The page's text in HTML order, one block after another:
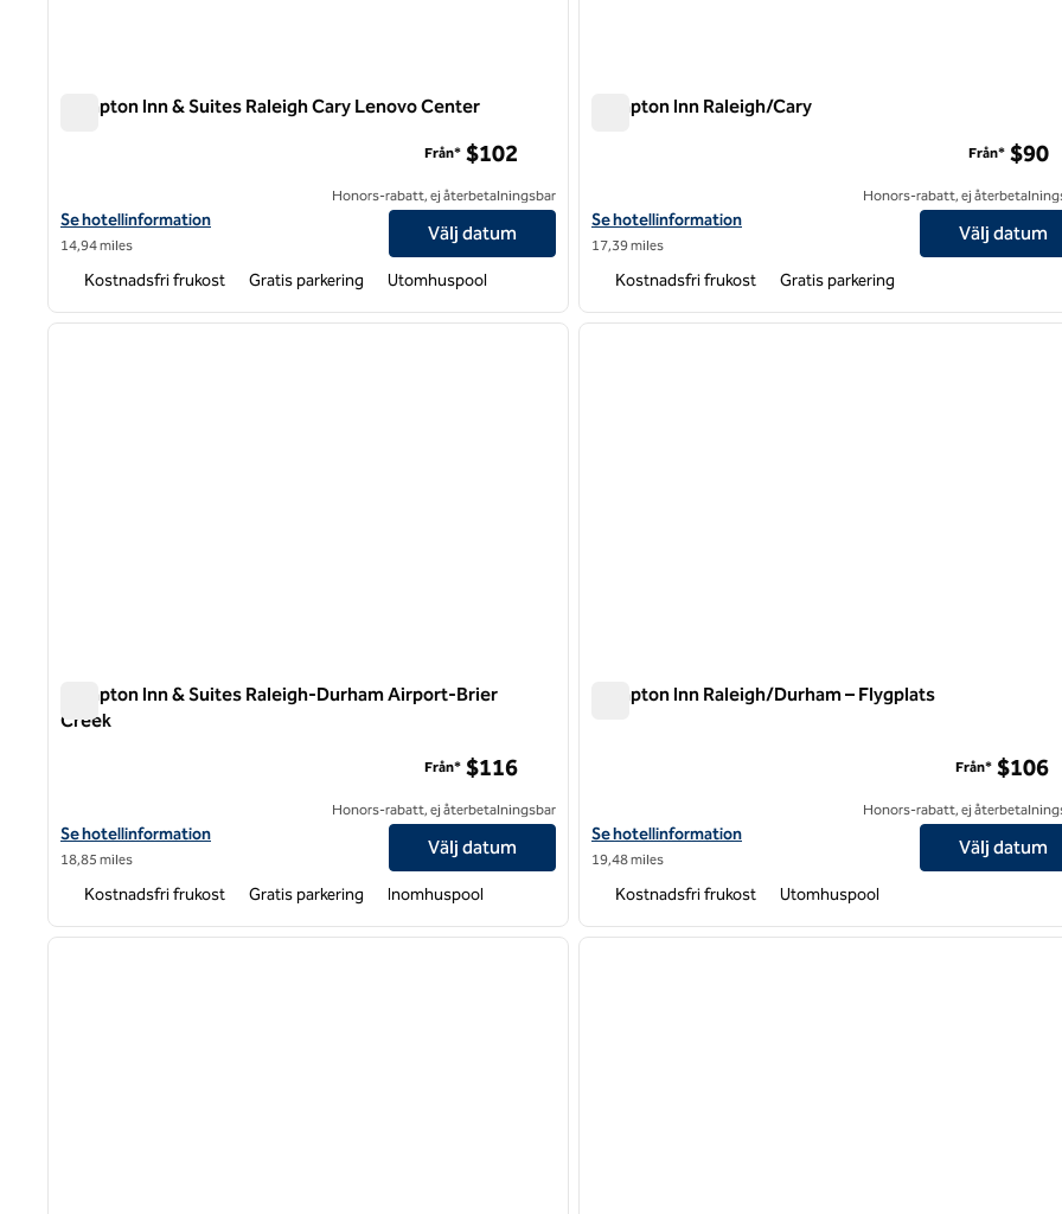
Hampton Inn & Suites Raleigh Cary Lenovo Center
Visa hotelluppgifter för Hampton Inn & Suites Raleigh Cary Lenovo Center
Se hotellinformation
14,94 miles
Från* $102
Honors-rabatt, ej återbetalningsbar
Välj datum
Kostnadsfri frukost Gratis parkering Utomhuspool
Hampton Inn Raleigh/Cary
Visa hotelldetaljer för Hampton Inn Raleigh/Cary
Se hotellinformation
17,39 miles
Från* $90
Honors-rabatt, ej
Välj datum
Kostnadsfri frukost Gratis parkering
1 av 12
nästa bild
Hampton Inn & Suites Raleigh-Durham Airport-Brier
Creek
Visa hotelluppgifter för Hampton Inn & Suites Raleigh-Durham Airport-Brier Creek
Se hotellinformation
18,85 miles
Från* $116
Honors-rabatt, ej återbetalningsbar
Välj datum
Kostnadsfri frukost Gratis parkering Inomhuspool
1 av 12
Hampton Inn Raleigh/Durham – Flygplats
Visa hotelldetaljer för Hampton Inn Raleigh/Durham-Airport
Se hotellinformation
19,48 miles
Från* $106
Honors-rabatt, ej
Välj datum
Kostnadsfri frukost Utomhuspool
1 av 12
nästa bild1 av 12